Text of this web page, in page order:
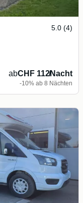
5.0 (4)
abCHF 112/Nacht
-10% ab 8 Nächten